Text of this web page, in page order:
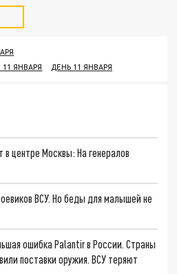
ЯНВАРЯ
ДЕНЬ 11 ЯНВАРЯ
центре Москвы: На генералов
ВСУ. Но беды для малышей не
ошибка Palantir в России. Страны
поставки оружия. ВСУ теряют